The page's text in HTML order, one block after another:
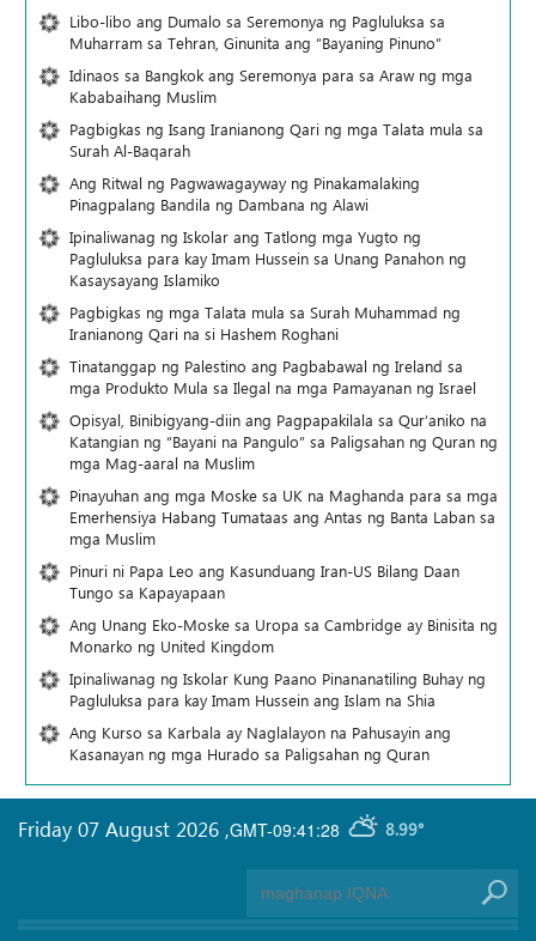
Libo-libo ang Dumalo sa Seremonya ng Pagluluksa sa
Muharram sa Tehran, Ginunita ang “Bayaning Pinuno”
Idinaos sa Bangkok ang Seremonya para sa Araw ng mga
Kababaihang Muslim
Pagbigkas ng Isang Iranianong Qari ng mga Talata mula sa
Surah Al-Baqarah
Ang Ritwal ng Pagwawagayway ng Pinakamalaking
Pinagpalang Bandila ng Dambana ng Alawi
Ipinaliwanag ng Iskolar ang Tatlong mga Yugto ng
Pagluluksa para kay Imam Hussein sa Unang Panahon ng
Kasaysayang Islamiko
Pagbigkas ng mga Talata mula sa Surah Muhammad ng
Iranianong Qari na si Hashem Roghani
Tinatanggap ng Palestino ang Pagbabawal ng Ireland sa
mga Produkto Mula sa Ilegal na mga Pamayanan ng Israel
Opisyal, Binibigyang-diin ang Pagpapakilala sa Qur’aniko na
Katangian ng “Bayani na Pangulo” sa Paligsahan ng Quran ng
mga Mag-aaral na Muslim
Pinayuhan ang mga Moske sa UK na Maghanda para sa mga
Emerhensiya Habang Tumataas ang Antas ng Banta Laban sa
mga Muslim
Pinuri ni Papa Leo ang Kasunduang Iran-US Bilang Daan
Tungo sa Kapayapaan
Ang Unang Eko-Moske sa Uropa sa Cambridge ay Binisita ng
Monarko ng United Kingdom
Ipinaliwanag ng Iskolar Kung Paano Pinananatiling Buhay ng
Pagluluksa para kay Imam Hussein ang Islam na Shia
Ang Kurso sa Karbala ay Naglalayon na Pahusayin ang
Kasanayan ng mga Hurado sa Paligsahan ng Quran
GMT-09:41:28 8.99°
Friday 07 August 2026 ,